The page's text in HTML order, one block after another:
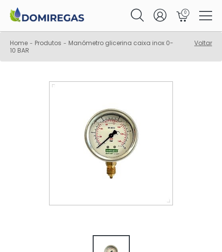
0
Home - Produtos - Manómetro glicerina caixa inox 0-
10 BAR
Voltar